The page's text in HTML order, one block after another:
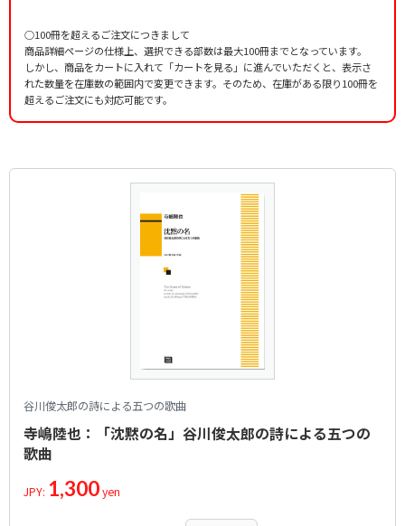
○100冊を超えるご注文につきまして
商品詳細ページの仕様上、選択できる部数は最大100冊までとなっています。
しかし、商品をカートに入れて「カートを見る」に進んでいただくと、表示さ
れた数量を在庫数の範囲内で変更できます。そのため、在庫がある限り100冊を
超えるご注文にも対応可能です。
谷川俊太郎の詩による五つの歌曲
寺嶋陸也：「沈黙の名」谷川俊太郎の詩による五つの
歌曲
JPY: 1,300yen